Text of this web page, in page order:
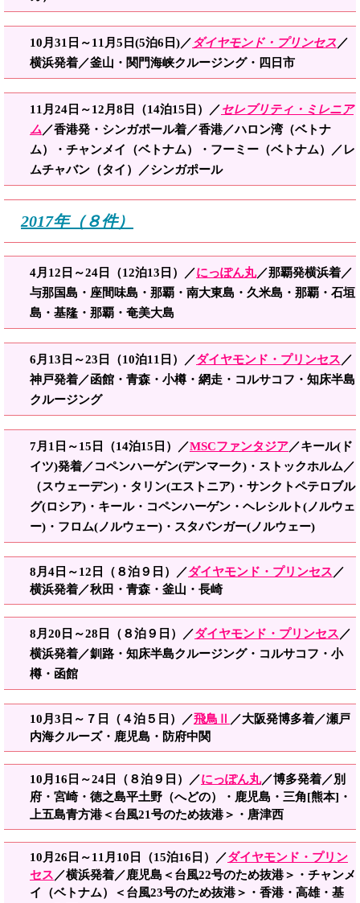
10月31日～11月5日(5泊6日)／ダイヤモンド・プリンセス ／
横浜発着／釜山・関門海峡クルージング・四日市
11月24日～12月8日（14泊15日）／セレブリティ・ミレニア
ム／香港発・シンガポール着／香港／ハロン湾（ベトナ
ム）・チャンメイ（ベトナム）・フーミー（ベトナム）／レ
ムチャバン（タイ）／シンガポール
2017年（８件）
4月12日～24日（12泊13日）／にっぽん丸／那覇発横浜着／
与那国島・座間味島・那覇・南大東島・久米島・那覇・石垣
島・基隆・那覇・奄美大島
6月13日～23日（10泊11日）／ダイヤモンド・プリンセス ／
神戸発着／函館・青森・小樽・網走・コルサコフ・知床半島
クルージング
7月1日～15日（14泊15日）／MSCファンタジア／キール(ド
イツ)発着／コペンハーゲン(デンマーク)・ストックホルム／
（スウェーデン)・タリン(エストニア)・サンクトペテロブル
グ(ロシア)・キール・コペンハーゲン・ヘレシルト(ノルウェ
ー)・フロム(ノルウェー)・スタバンガー(ノルウェー)
8月4日～12日（８泊９日）／ダイヤモンド・プリンセス ／
横浜発着／秋田・青森・釜山・長崎
8月20日～28日（８泊９日）／ダイヤモンド・プリンセス ／
横浜発着／釧路・知床半島クルージング・コルサコフ・小
樽・函館
10月3日～７日（４泊５日）／飛鳥Ⅱ
／大阪発博多着／瀬戸
内海クルーズ・鹿児島・防府中関
10月16日～24日（８泊９日）／にっぽん丸／博多発着／別
府・宮崎・徳之島平土野（へどの）・鹿児島・三角[熊本]・
上五島青方港＜台風21号のため抜港＞・唐津西
10月26日～11月10日（15泊16日）／ダイヤモンド・プリン
セス ／横浜発着／鹿児島＜台風22号のため抜港＞・チャンメ
イ（ベトナム）＜台風23号のため抜港＞・香港・高雄・基